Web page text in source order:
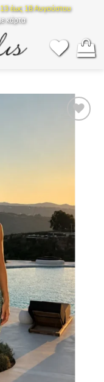
13 έως 18 Αυγούστου
κάρτα